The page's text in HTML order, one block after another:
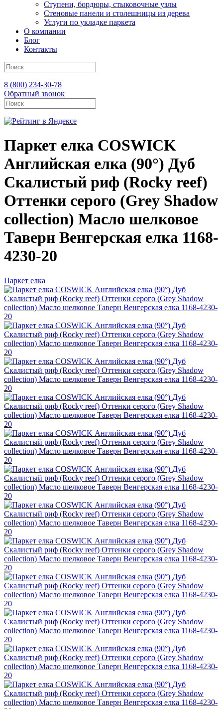
Ступени, бордюры, стыковочные узлы
Стеновые панели и столешницы из дерева
Услуги по укладке паркета
О компании
Блог
Контакты
8 (800) 234-30-78
Обратный звонок
Паркет елка COSWICK
Английская елка (90°) Дуб
Скалистый риф (Rocky reef)
Оттенки серого (Grеy Shadow
collection) Масло шелковое
Таверн Венгерская елка 1168-
4230-20
Паркет елка